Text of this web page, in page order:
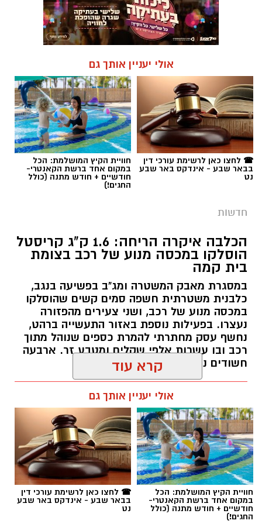
☎ לחצו כאן לרשימת עורכי דין חוויית הקיץ המושלמת: הכל
חודשיים + חודש מתנה (כולל
החגים!)
חדשות
הכלבה איקרה הריחה: 1.6 ק"ג קריסטל
הוסלקו במכסה מנוע של רכב בצומת
בית קמה
במסגרת מאבק המשטרה ומג"ב בפשיעה בנגב,
כלבנית משטרתית חשפה סמים קשים שהוסלקו
נעצרו. בפעילות נוספת באזור התעשייה ברהט,
נחשף עסק מחתרתי להמרת כספים שנוהל מתוך
רכב ובו עשרות אלפי שקלים ומטבע זר. ארבעה
חשודים נעצרו בסך הכל.
רותם שרון / 19:00 06.08.26
תגים:משטרה
קרא עוד
אולי יעניין אותך גם
חוויית הקיץ המושלמת: הכל
במקום אחד ברשת הקאנטרי-
חודשיים + חודש מתנה (כולל
☎ לחצו כאן לרשימת עורכי דין
בבאר שבע - אינדקס באר שבע
נט
חדשות
פרסום ראשון: בני 13 ו-14 חשודים
במעשי סדום קשים וצילום ההתעללות
בנערים בפארק בב''ש
מערכת "באר שבע נט" חושפת פרטים מחרידים
מאירוע שהתרחש בסוף השבוע האחרון: שני